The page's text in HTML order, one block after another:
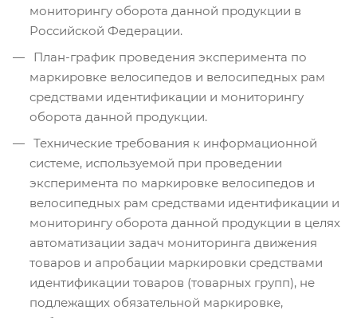
мониторингу оборота данной продукции в
Российской Федерации.
План-график проведения эксперимента по
маркировке велосипедов и велосипедных рам
средствами идентификации и мониторингу
оборота данной продукции.
Технические требования к информационной
системе, используемой при проведении
эксперимента по маркировке велосипедов и
велосипедных рам средствами идентификации и
мониторингу оборота данной продукции в целях
автоматизации задач мониторинга движения
товаров и апробации маркировки средствами
идентификации товаров (товарных групп), не
подлежащих обязательной маркировке,